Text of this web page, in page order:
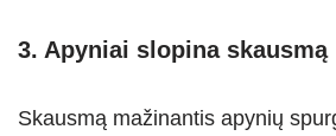
3. Apyniai slopina skausmą
Skausmą mažinantis apynių